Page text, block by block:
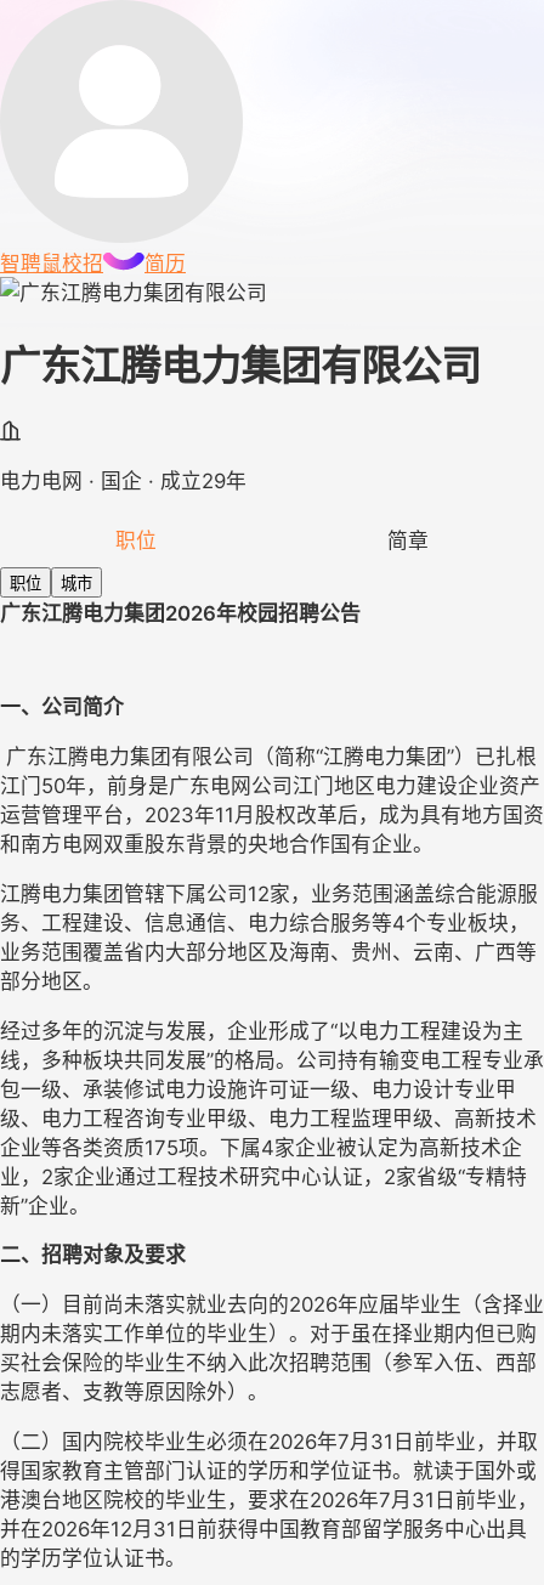
智聘鼠校招 简历
广东江腾电力集团有限公司
电力电网 · 国企 · 成立29年
职位 简章
职位 城市
广东江腾电力集团2026年校园招聘公告
一、 公司简介
广东江腾电力集团有限公司（简称“江腾电力集团”）已扎根
江门50年，前身是广东电网公司江门地区电力建设企业资产
运营管理平台，2023年11月股权改革后，成为具有地方国资
和南方电网双重股东背景的央地合作国有企业。
江腾电力集团管辖下属公司12家， 业务范围涵盖综合能源服
务、工程建设、信息通信、电力综合服务等4个专业板块，
业务范围覆盖省内大部分地区及海南、贵州、云南、广西等
部分地区。
经过多年的沉淀与发展，企业形成了“以电力工程建设为主
线，多种板块共同发展”的格局。公司持有输变电工程专业承
包一级、承装修试电力设施许可证一级、电力设计专业甲
级、电力工程咨询专业甲级、电力工程监理甲级、高新技术
企业等各类资质175项。下属4家企业被认定为高新技术企
业，2家企业通过工程技术研究中心认证，2家省级“专精特
新”企业。
二、 招聘对象及要求
（一）
目前尚未落实就业去向的2026年应届毕业生（含择业
期内未落实工作单位的毕业生）。对于虽在择业期内但已购
买社会保险的毕业生不纳入此次招聘范围（参军入伍、西部
志愿者、支教等原因除外）。
（二） 国内院校毕业生必须在2026年7月31日前毕业，并取
得国家教育主管部门认证的学历和学位证书。就读于国外或
港澳台地区院校的毕业生，要求在2026年7月31日前毕业，
并在2026年12月31日前获得中国教育部留学服务中心出具
的学历学位认证书。